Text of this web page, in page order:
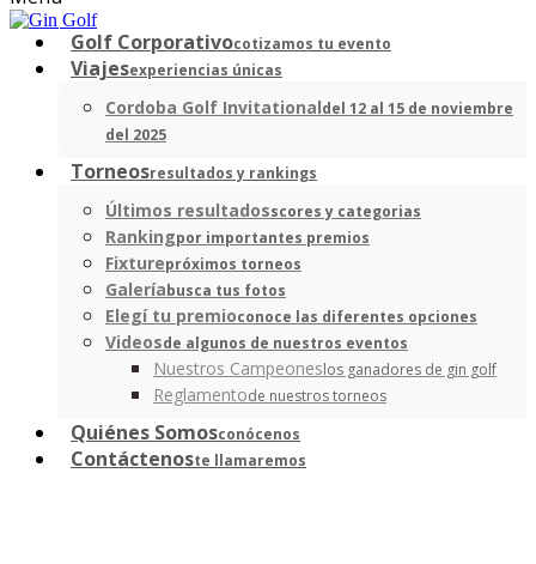
Golf Corporativocotizamos tu evento
Viajesexperiencias únicas
Cordoba Golf Invitationaldel 12 al 15 de noviembre
del 2025
Torneosresultados y rankings
Últimos resultadosscores y categorias
Rankingpor importantes premios
Fixturepróximos torneos
Galeríabusca tus fotos
Elegí tu premioconoce las diferentes opciones
Videosde algunos de nuestros eventos
Nuestros Campeoneslos ganadores de gin golf
Reglamentode nuestros torneos
Quiénes Somosconócenos
Contáctenoste llamaremos